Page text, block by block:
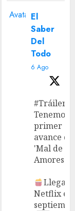
Avatar El
Saber
Del
Todo
6 Ago
#Tráiler
Tenemos
primer
avance de
'Mal de
Amores'.
Llega a
Netflix en